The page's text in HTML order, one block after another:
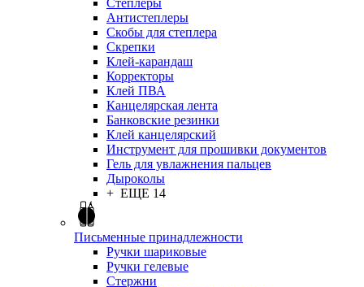
Степлеры
Антистеплеры
Скобы для степлера
Скрепки
Клей-карандаш
Корректоры
Клей ПВА
Канцелярская лента
Банковские резинки
Клей канцелярский
Инструмент для прошивки документов
Гель для увлажнения пальцев
Дыроколы
+ ЕЩЕ 14
Письменные принадлежности
Ручки шариковые
Ручки гелевые
Стержни